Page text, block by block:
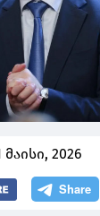
მაისი, 2026